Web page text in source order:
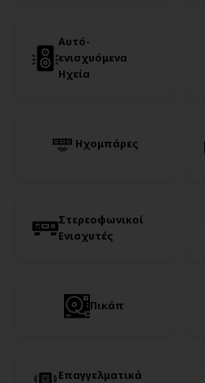
Αυτό-
ενισχυόμενα
Ηχεία
Ηχομπάρες
Στερεοφωνικοί
Ενισχυτές
Πικάπ
Επαγγελματικά